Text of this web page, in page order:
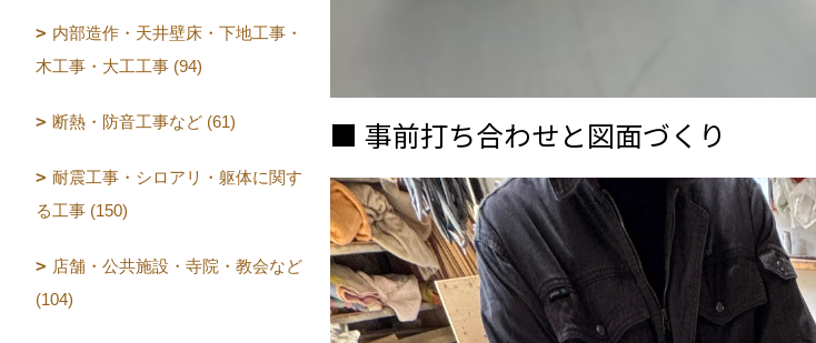
■ 事前打ち合わせと図面づくり
内部造作・天井壁床・下地工事・
木工事・大工工事 (94)
断熱・防音工事など (61)
耐震工事・シロアリ・躯体に関す
る工事 (150)
店舗・公共施設・寺院・教会など
(104)